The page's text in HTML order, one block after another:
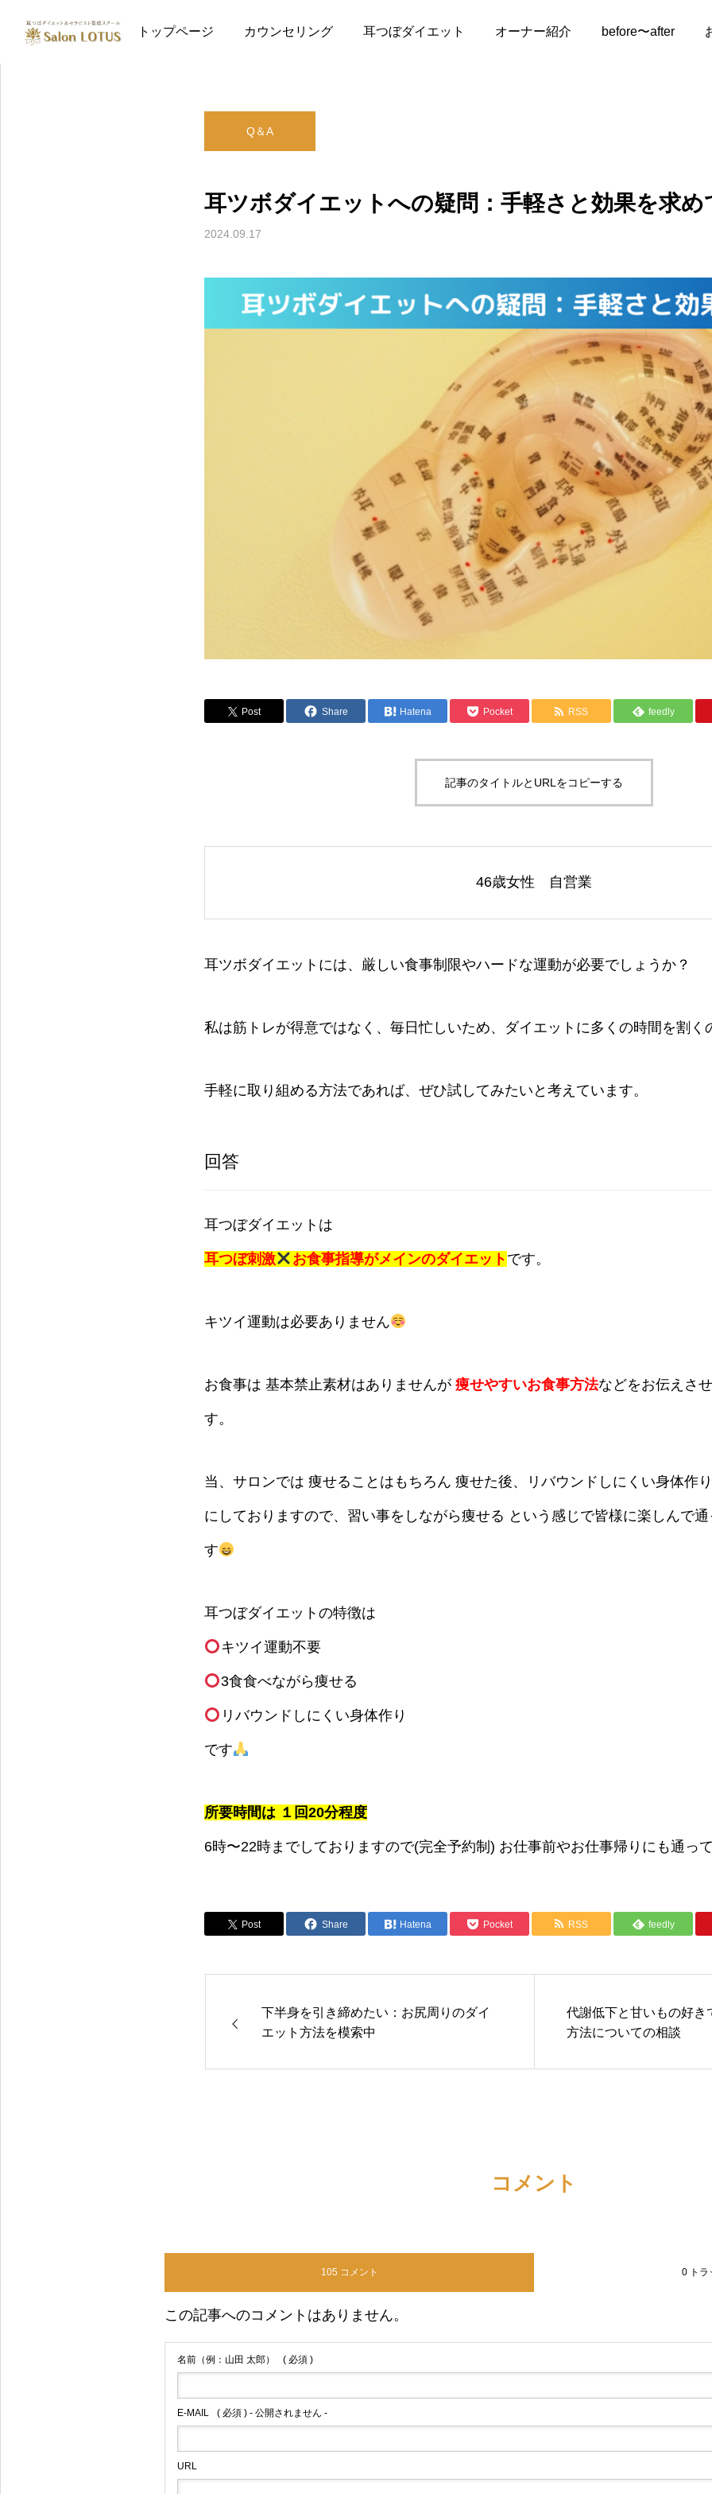
トップページ カウンセリング 耳つぼダイエット オーナー紹介 before〜after
ページ一覧 Q＆A 耳ツボダイエットへの疑問：手軽さと効果を求めて
Q＆A
耳ツボダイエットへの疑問：手軽さと効果を求め
2024.09.17
Post Share Hatena Pocket RSS feedly
記事のタイトルとURLをコピーする
46歳女性 自営業
耳ツボダイエットには、厳しい食事制限やハードな運動が必要でしょうか？
私は筋トレが得意ではなく、毎日忙しいため、ダイエットに多くの時間を割く
手軽に取り組める方法であれば、ぜひ試してみたいと考えています。
回答
耳つぼダイエットは
耳つぼ刺激 お食事指導がメインのダイエット です。
キツイ運動は必要ありません
お食事は 基本禁止素材はありませんが 痩せやすいお食事方法などをお伝えさ
す。
当、サロンでは 痩せることはもちろん 痩せた後、リバウンドしにくい身体作
にしておりますので、習い事をしながら痩せる という感じで皆様に楽しんで
す
耳つぼダイエットの特徴は
キツイ運動不要
3食食べながら痩せる
リバウンドしにくい身体作り
です
所要時間は １回20分程度
6時〜22時までしておりますので(完全予約制) お仕事前やお仕事帰りにも通っ
Post Share Hatena Pocket RSS feedly
下半身を引き締めたい：お尻周りのダイ
エット方法を模索中
代謝低下と甘いもの好き
方法についての相談
コメント
105 コメント 0 トラ
この記事へのコメントはありません。
名前（例：山田 太郎） ( 必須 )
E-MAIL ( 必須 ) - 公開されません -
URL